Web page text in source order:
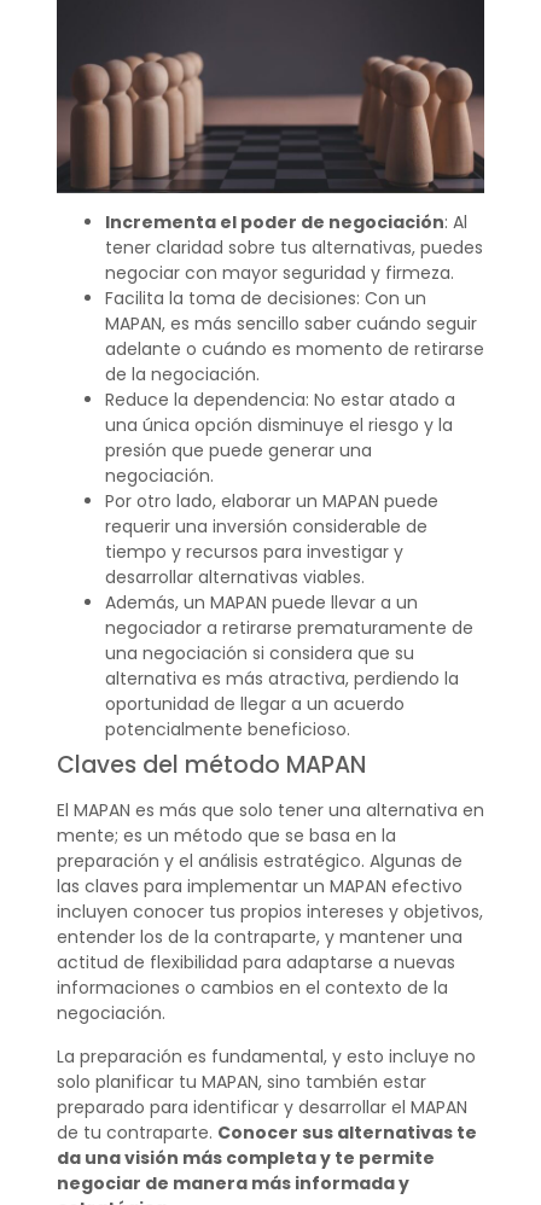
Incrementa el poder de negociación: Al
tener claridad sobre tus alternativas, puedes
negociar con mayor seguridad y firmeza.
Facilita la toma de decisiones: Con un
MAPAN, es más sencillo saber cuándo seguir
adelante o cuándo es momento de retirarse
de la negociación.
Reduce la dependencia: No estar atado a
una única opción disminuye el riesgo y la
presión que puede generar una
negociación.
Por otro lado, elaborar un MAPAN puede
requerir una inversión considerable de
tiempo y recursos para investigar y
desarrollar alternativas viables.
Además, un MAPAN puede llevar a un
negociador a retirarse prematuramente de
una negociación si considera que su
alternativa es más atractiva, perdiendo la
oportunidad de llegar a un acuerdo
potencialmente beneficioso.
Claves del método MAPAN
El MAPAN es más que solo tener una alternativa en
mente; es un método que se basa en la
preparación y el análisis estratégico. Algunas de
las claves para implementar un MAPAN efectivo
incluyen conocer tus propios intereses y objetivos,
entender los de la contraparte, y mantener una
actitud de flexibilidad para adaptarse a nuevas
informaciones o cambios en el contexto de la
negociación.
La preparación es fundamental, y esto incluye no
solo planificar tu MAPAN, sino también estar
preparado para identificar y desarrollar el MAPAN
de tu contraparte. Conocer sus alternativas te
da una visión más completa y te permite
negociar de manera más informada y